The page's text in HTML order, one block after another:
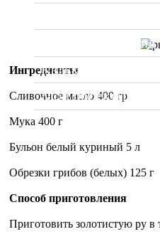
Sous Vide. Су Вид
Калькулятор
Мои проекты
Ингредиенты
Сливочное масло 400 гр
Мука 400 г
Бульон белый куриный 5 л
Обрезки грибов (белых) 125 г
Способ приготовления
Приготовить золотистую ру в